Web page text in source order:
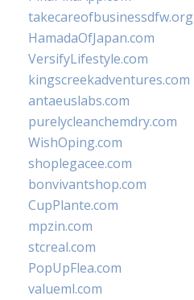
takecareofbusinessdfw.org
HamadaOfJapan.com
VersifyLifestyle.com
kingscreekadventures.com
antaeuslabs.com
purelycleanchemdry.com
WishOping.com
shoplegacee.com
bonvivantshop.com
CupPlante.com
mpzin.com
stcreal.com
PopUpFlea.com
valueml.com